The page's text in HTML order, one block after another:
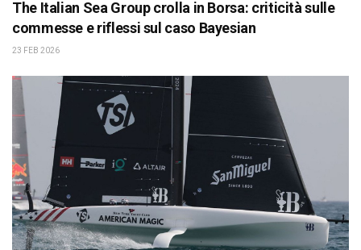
The Italian Sea Group crolla in Borsa: criticità sulle
commesse e riflessi sul caso Bayesian
23 FEB 2026